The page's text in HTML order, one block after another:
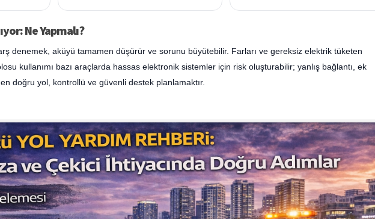
Ne Yapmalı?
denemek, aküyü tamamen düşürür ve sorunu büyütebilir. Farları ve gereksiz elektrik tüketen
kullanımı bazı araçlarda hassas elektronik sistemler için risk oluşturabilir; yanlış bağlantı, ek
doğru yol, kontrollü ve güvenli destek planlamaktır.